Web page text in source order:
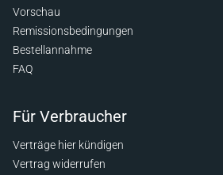
Vorschau
Remissionsbedingungen
Bestellannahme
FAQ
Für Verbraucher
Verträge hier kündigen
Vertrag widerrufen